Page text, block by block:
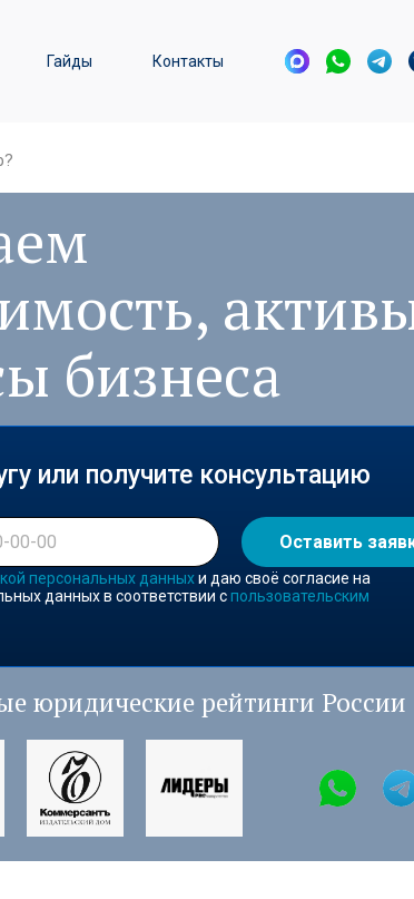
Гайды Контакты
перевозки
юридические рейтинги России
персональных данныхи даю своё согласие на
данных в соответствии спользовательским
Оставить
или получите консультацию
бизнеса